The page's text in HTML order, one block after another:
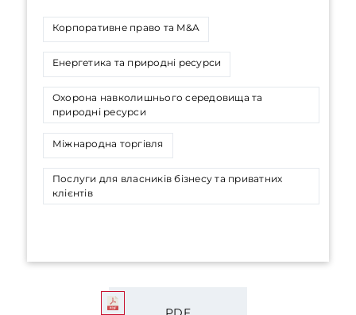
Корпоративне право та M&A
Енергетика та природні ресурси
Охорона навколишнього середовища та
природні ресурси
Міжнародна торгівля
Послуги для власників бізнесу та приватних
клієнтів